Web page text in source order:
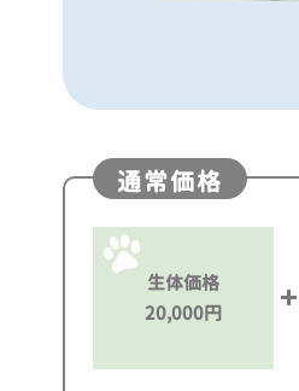
通常価格
生体価格
20,000円